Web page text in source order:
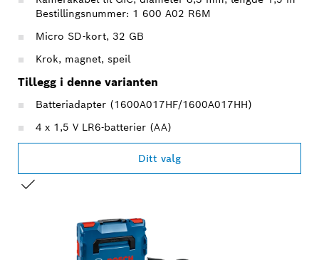
Bestillingsnummer: 1 600 A02 R6M
Micro SD-kort, 32 GB
Krok, magnet, speil
Tillegg i denne varianten
Batteriadapter (1600A017HF/1600A017HH)
4 x 1,5 V LR6-batterier (AA)
Ditt valg